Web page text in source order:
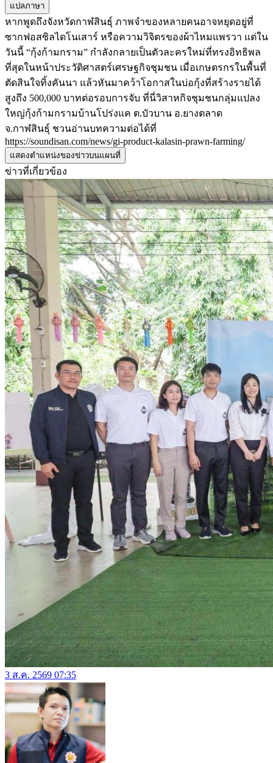
แปลภาษา
หากพูดถึงจังหวัดกาฬสินธุ์ ภาพจำของหลายคนอาจหยุดอยู่ที่
ซากฟอสซิลไดโนเสาร์ หรือความวิจิตรของผ้าไหมแพรวา แต่ใน
วันนี้ “กุ้งก้ามกราม” กำลังกลายเป็นตัวละครใหม่ที่ทรงอิทธิพล
ที่สุดในหน้าประวัติศาสตร์เศรษฐกิจชุมชน เมื่อเกษตรกรในพื้นที่
ตัดสินใจทิ้งคันนา แล้วหันมาคว้าโอกาสในบ่อกุ้งที่สร้างรายได้
สูงถึง 500,000 บาทต่อรอบการจับ ที่นี่วิสาหกิจชุมชนกลุ่มแปลง
ใหญ่กุ้งก้ามกรามบ้านโปร่งแค ต.บัวบาน อ.ยางตลาด
จ.กาฬสินธุ์ ชวนอ่านบทความต่อได้ที่
https://soundisan.com/news/gi-product-kalasin-prawn-farming/
แสดงตำแหน่งของข่าวบนแผนที่
ข่าวที่เกี่ยวข้อง
3 ส.ค. 2569 07:35